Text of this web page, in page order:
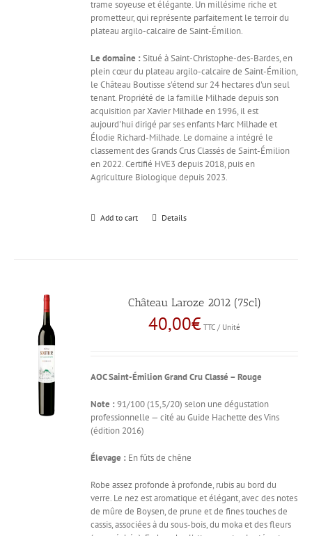
trame soyeuse et élégante. Un millésime riche et
prometteur, qui représente parfaitement le terroir du
plateau argilo-calcaire de Saint-Émilion.
Le domaine : Situé à Saint-Christophe-des-Bardes, en
plein cœur du plateau argilo-calcaire de Saint-Émilion,
le Château Boutisse s'étend sur 24 hectares d'un seul
tenant. Propriété de la famille Milhade depuis son
acquisition par Xavier Milhade en 1996, il est
aujourd'hui dirigé par ses enfants Marc Milhade et
Élodie Richard-Milhade. Le domaine a intégré le
classement des Grands Crus Classés de Saint-Émilion
en 2022. Certifié HVE3 depuis 2018, puis en
Agriculture Biologique depuis 2023.
Add to cart Details
Château Laroze 2012 (75cl)
40,00€ TTC / Unité
AOC Saint-Émilion Grand Cru Classé – Rouge
Note : 91/100 (15,5/20) selon une dégustation
professionnelle — cité au Guide Hachette des Vins
(édition 2016)
Élevage : En fûts de chêne
Robe assez profonde à profonde, rubis au bord du
verre. Le nez est aromatique et élégant, avec des notes
de mûre de Boysen, de prune et de fines touches de
cassis, associées à du sous-bois, du moka et des fleurs